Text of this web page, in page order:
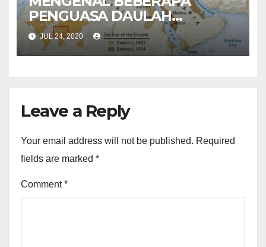
PENGUASA DAULAH
UTSMANIYAH
JUL 24, 2020
Leave a Reply
Your email address will not be published. Required
fields are marked *
Comment*